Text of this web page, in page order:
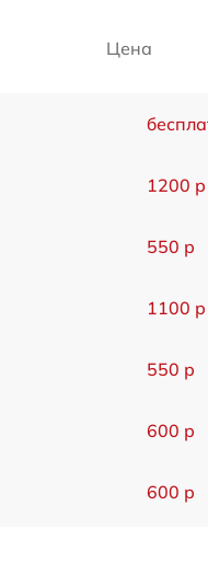
Цена
1200 р
550 р
1100 р
550 р
600 р
600 р